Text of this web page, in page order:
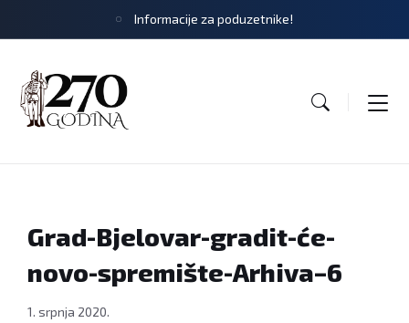
Informacije za poduzetnike!
Grad-Bjelovar-gradit-će-
novo-spremište-Arhiva–6
1. srpnja 2020.